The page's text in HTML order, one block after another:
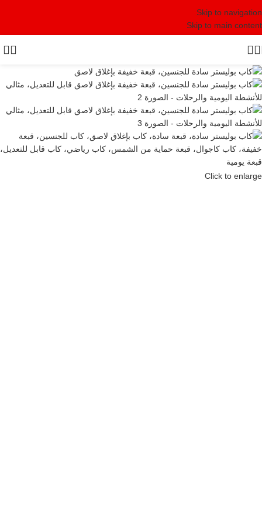
Skip to navigation
Skip to main content
Click to enlarge